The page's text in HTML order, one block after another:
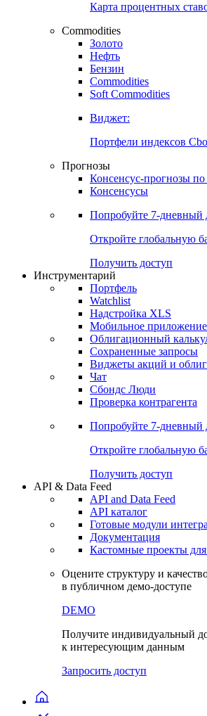
Карта процентных
Commodities
Золото
Нефть
Бензин
Commodities
Soft Commodities
Виджет:
Портфели индексов
Прогнозы
Консенсус-прогнозы по
Консенсусы
Попробуйте 7-дневный
Откройте глобальную
Получить доступ
Инструментарий
Портфель
Watchlist
Надстройка XLS
Мобильное
Облигационный
Сохраненные запросы
Виджеты акций и
Чат
Сбондс Люди
Проверка контрагента
Попробуйте 7-дневный
Откройте глобальную
Получить доступ
API & Data Feed
API and Data Feed
API каталог
Готовые модули
Документация
Кастомные проекты для
Оцените структуру и
в публичном демо-доступе
DEMO
Получите индивидуальный
к интересующим данным
Запросить доступ